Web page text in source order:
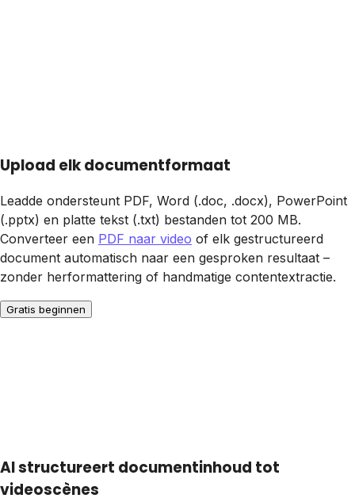
Upload elk documentformaat
Leadde ondersteunt PDF, Word (.doc, .docx), PowerPoint
(.pptx) en platte tekst (.txt) bestanden tot 200 MB.
Converteer een PDF naar video of elk gestructureerd
document automatisch naar een gesproken resultaat –
zonder herformattering of handmatige contentextractie.
Gratis beginnen
AI structureert documentinhoud tot
videoscènes